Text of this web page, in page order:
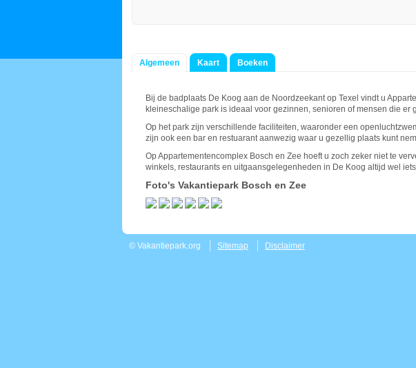
Algemeen Kaart Boeken
Bij de badplaats De Koog aan de Noordzeekant op Texel vindt u
kleineschalige park is ideaal voor gezinnen, senioren of mensen die er
Op het park zijn verschillende faciliteiten, waaronder een
zijn ook een bar en restuarant aanwezig waar u gezellig plaats kunt
Op Appartementencomplex Bosch en Zee hoeft u zoch zeker niet te
winkels, restaurants en uitgaansgelegenheden in De Koog altijd wel
Foto's Vakantiepark Bosch en Zee
© Vakantiepark.org Sitemap Disclaimer